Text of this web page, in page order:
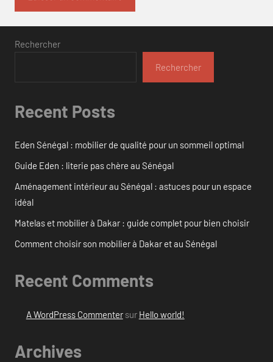
Rechercher
Rechercher
Recent Posts
Eden Sénégal : mobilier de qualité pour un sommeil optimal
Guide Eden : literie pas chère au Sénégal
Aménagement intérieur au Sénégal : astuces pour un espace
idéal
Matelas et mobilier à Dakar : guide complet pour bien choisir
Comment choisir son mobilier à Dakar et au Sénégal
Recent Comments
A WordPress Commentersur Hello world!
Archives